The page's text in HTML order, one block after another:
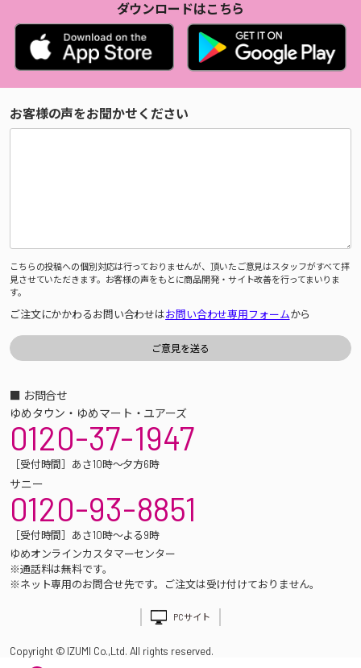
ダウンロードはこちら
お客様の声をお聞かせください
こちらの投稿への個別対応は行っておりませんが、頂いたご意見はスタッフがすべて拝
見させていただきます。お客様の声をもとに商品開発・サイト改善を行ってまいりま
す。
ご注文にかかわるお問い合わせはお問い合わせ専用フォームから
■ お問合せ
ゆめタウン・ゆめマート・ユアーズ
0120-37-1947
［受付時間］あさ10時～夕方6時
サニー
0120-93-8851
［受付時間］あさ10時～よる9時
ゆめオンラインカスタマーセンター
※通話料は無料です。
※ネット専用のお問合せ先です。ご注文は受け付けておりません。
PCサイト
Copyright © IZUMI Co.,Ltd. All rights reserved.